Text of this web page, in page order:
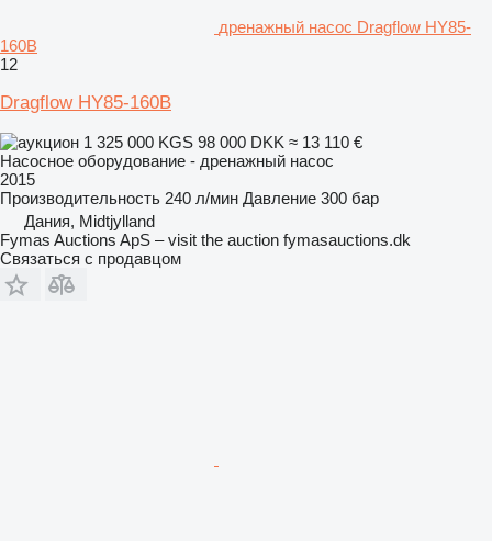
дренажный насос Dragflow HY85-
160B
12
Dragflow HY85-160B
1 325 000 KGS 98 000 DKK ≈ 13 110 €
Насосное оборудование - дренажный насос
2015
Производительность 240 л/мин Давление 300 бар
Дания, Midtjylland
Fymas Auctions ApS – visit the auction fymasauctions.dk
Связаться с продавцом